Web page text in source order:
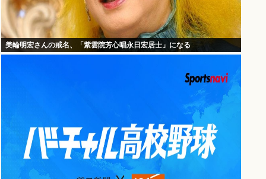
美輪明宏さんの戒名、「紫雲院芳心唱永日宏居士」になる